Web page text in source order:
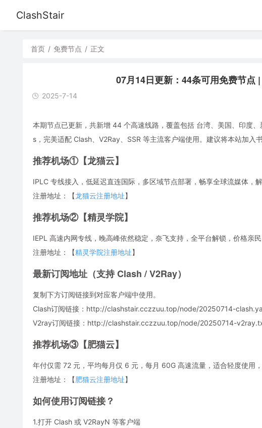
ClashStair
首页 / 免费节点 / 正文
07月14日更新：44条可用免费节
2025-7-14
本期节点已更新，共新增 44 个高速线路，覆盖包括 台湾、美国、印度
s，完美适配 Clash、V2Ray、SSR 等主流客户端使用。建议将本站加入
推荐机场①【龙猫云】
IPLC 专线接入，低延迟直连国际，多区域节点部署，畅享全球流媒体，
注册地址：【龙猫云注册地址】
推荐机场②【精灵学院】
IEPL 高速内网专线，晚高峰依然稳定，奈飞支持，全平台解锁，价格亲
注册地址：【精灵学院注册地址】
最新订阅地址（支持 Clash / V2Ray）
复制下方订阅链接到对应客户端中使用。
Clash订阅链接：http://clashstair.cczzuu.top/node/20250714-
V2ray订阅链接：http://clashstair.cczzuu.top/node/20250714-
推荐机场③【肥猫云】
年付仅需 72 元，平均每月仅 6 元，每月 60G 高速流量，适合轻度使用
注册地址：【肥猫云注册地址】
如何使用订阅链接？
1.打开 Clash 或 V2RayN 等客户端